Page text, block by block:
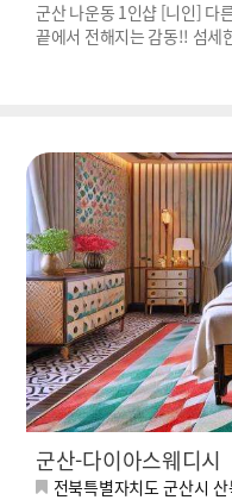
군산 나운동 1인샵 [니인] 다
끝에서 전해지는 감동!! 섬세
군산-다이아스웨디시
전북특별자치도 군산시